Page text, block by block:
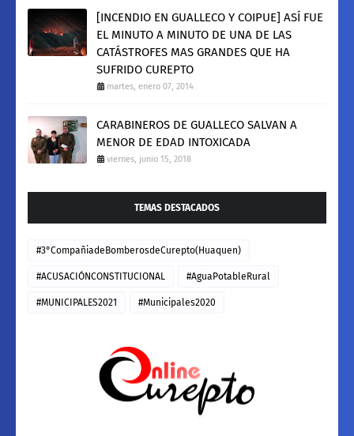
[INCENDIO EN GUALLECO Y COIPUE] ASÍ FUE
EL MINUTO A MINUTO DE UNA DE LAS
CATÁSTROFES MAS GRANDES QUE HA
SUFRIDO CUREPTO
martes, enero 07, 2014
CARABINEROS DE GUALLECO SALVAN A
MENOR DE EDAD INTOXICADA
viernes, junio 15, 2018
TEMAS DESTACADOS
#3°CompañiadeBomberosdeCurepto(Huaquen)
#ACUSACIÓNCONSTITUCIONAL #AguaPotableRural
#MUNICIPALES2021 #Municipales2020